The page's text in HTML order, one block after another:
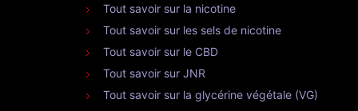
Tout savoir sur la nicotine
Tout savoir sur les sels de nicotine
Tout savoir sur le CBD
Tout savoir sur JNR
Tout savoir sur la glycérine végétale (VG)